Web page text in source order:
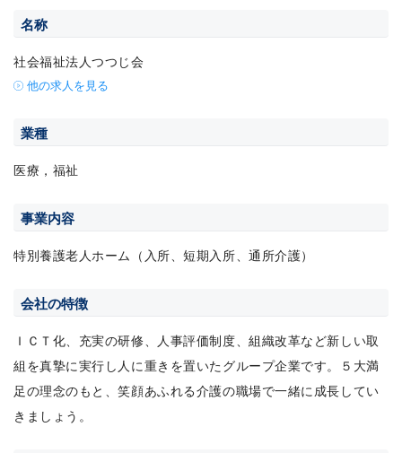
名称
社会福祉法人つつじ会
他の求人を見る
業種
医療，福祉
事業内容
特別養護老人ホーム（入所、短期入所、通所介護）
会社の特徴
ＩＣＴ化、充実の研修、人事評価制度、組織改革など新しい取
組を真摯に実行し人に重きを置いたグループ企業です。５大満
足の理念のもと、笑顔あふれる介護の職場で一緒に成長してい
きましょう。